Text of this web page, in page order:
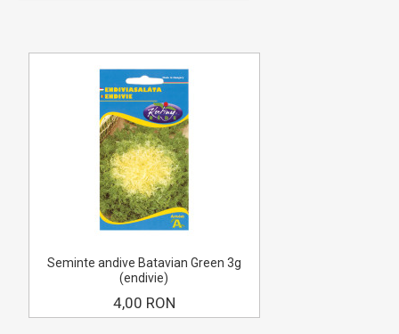
Seminte andive Batavian Green 3g
(endivie)
4,00 RON